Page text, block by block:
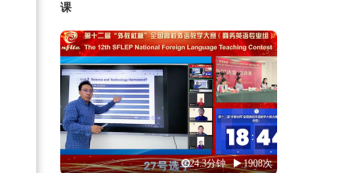
课
24.3分钟 1908次